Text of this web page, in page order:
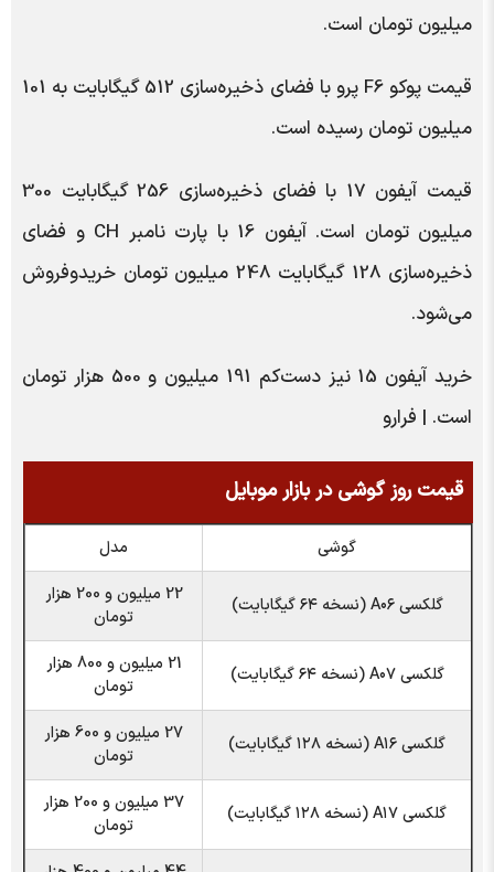
میلیون تومان است.
قیمت پوکو F6 پرو با فضای ذخیره‌سازی 512 گیگابایت به 101
میلیون تومان رسیده است.
قیمت آیفون 17 با فضای ذخیره‌سازی 256 گیگابایت 300
میلیون تومان است. آیفون 16 با پارت نامبر CH و فضای
ذخیره‌سازی 128 گیگابایت 248 میلیون تومان خریدوفروش
می‌شود.
خرید آیفون 15 نیز دست‌کم 191 میلیون و 500 هزار تومان
است. | فرارو
قیمت روز گوشی در بازار موبایل
گوشی مدل
گلکسی A۰۶ (نسخه ۶۴ گیگابایت)
22 میلیون و 200 هزار
تومان
گلکسی A۰۷ (نسخه ۶۴ گیگابایت)
21 میلیون و 800 هزار
تومان
گلکسی A۱۶ (نسخه ۱۲۸ گیگابایت)
27 میلیون و 600 هزار
تومان
گلکسی A۱۷ (نسخه ۱۲۸ گیگابایت)
37 میلیون و 200 هزار
تومان